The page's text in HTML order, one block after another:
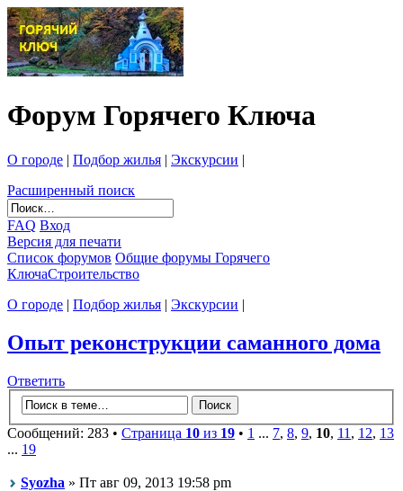
Форум Горячего Ключа
О городе | Подбор жилья | Экскурсии |
Расширенный поиск
FAQ Вход
Версия для печати
Список форумов Общие форумы Горячего
КлючаСтроительство
О городе | Подбор жилья | Экскурсии |
Опыт реконструкции саманного дома
Ответить
Сообщений: 283 • Страница 10 из 19 • 1 ... 7, 8, 9, 10, 11 , 12, 13
... 19
Syozha » Пт авг 09, 2013 19:58 pm